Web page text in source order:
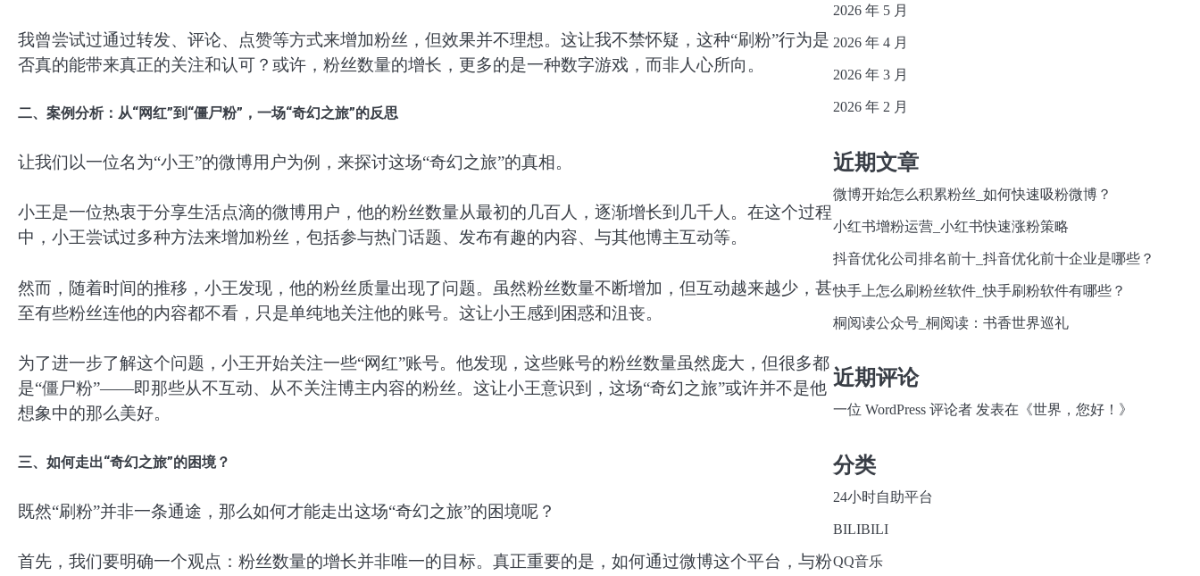
我曾尝试过通过转发、评论、点赞等方式来增加粉丝，但效果并不理想。这让我不禁怀疑，这种“刷粉”行为是
否真的能带来真正的关注和认可？或许，粉丝数量的增长，更多的是一种数字游戏，而非人心所向。
二、案例分析：从“网红”到“僵尸粉”，一场“奇幻之旅”的反思
让我们以一位名为“小王”的微博用户为例，来探讨这场“奇幻之旅”的真相。
小王是一位热衷于分享生活点滴的微博用户，他的粉丝数量从最初的几百人，逐渐增长到几千人。在这个过程
中，小王尝试过多种方法来增加粉丝，包括参与热门话题、发布有趣的内容、与其他博主互动等。
然而，随着时间的推移，小王发现，他的粉丝质量出现了问题。虽然粉丝数量不断增加，但互动越来越少，甚
至有些粉丝连他的内容都不看，只是单纯地关注他的账号。这让小王感到困惑和沮丧。
为了进一步了解这个问题，小王开始关注一些“网红”账号。他发现，这些账号的粉丝数量虽然庞大，但很多都
是“僵尸粉”——即那些从不互动、从不关注博主内容的粉丝。这让小王意识到，这场“奇幻之旅”或许并不是他
想象中的那么美好。
三、如何走出“奇幻之旅”的困境？
既然“刷粉”并非一条通途，那么如何才能走出这场“奇幻之旅”的困境呢？
首先，我们要明确一个观点：粉丝数量的增长并非唯一的目标。真正重要的是，如何通过微博这个平台，与粉
2026 年 5 月
2026 年 4 月
2026 年 3 月
2026 年 2 月
近期文章
微博开始怎么积累粉丝_如何快速吸粉微博？
小红书增粉运营_小红书快速涨粉策略
抖音优化公司排名前十_抖音优化前十企业是哪些？
快手上怎么刷粉丝软件_快手刷粉软件有哪些？
桐阅读公众号_桐阅读：书香世界巡礼
近期评论
一位 WordPress 评论者发表在《世界，您好！ 》
分类
24小时自助平台
BILIBILI
QQ音乐